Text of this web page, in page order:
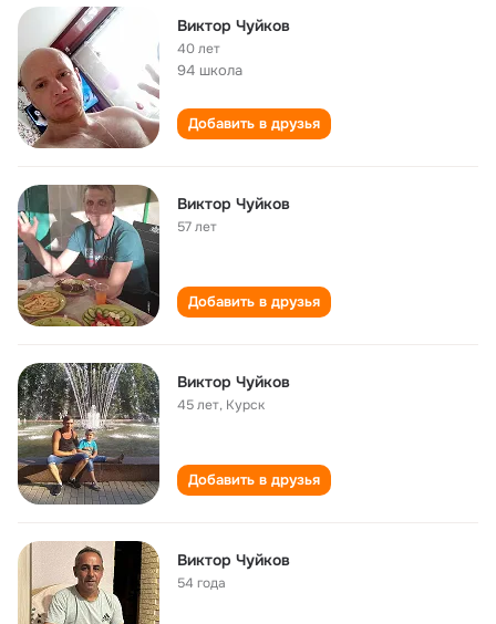
Виктор Чуйков
40 лет
94 школа
Добавить в друзья
Виктор Чуйков
57 лет
Добавить в друзья
Виктор Чуйков
45 лет, Курск
Добавить в друзья
Виктор Чуйков
54 года